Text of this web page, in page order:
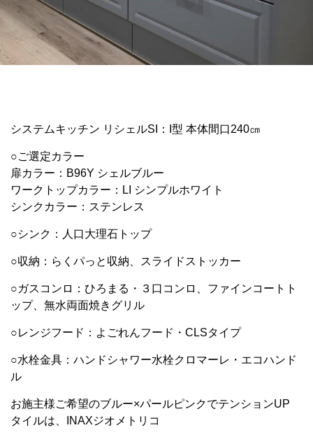
システムキッチン リシェルSI：I型 本体間口240㎝
○ご選定カラー
扉カラー：B96Y シェルブルー
ワークトップカラー：LI シンプルホワイト
シンクカラー：ステンレス
○シンク：人口大理石トップ
○収納：らくパっと収納、スライドストッカー
○ガスコンロ：ひろまる・３口コンロ、ファインコートト
ップ、無水両面焼きグリル
○レンジフード：よごれんフード・CLSタイプ
○水栓金具：ハンドシャワー水栓クロマーレ・エコハンド
ル
お施主様ご希望のブルー×パールピンクでテンションUP
タイルは、INAXジオメトリコ